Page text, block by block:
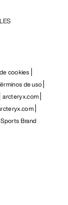
cookies
de uso
arcteryx.com
Brand